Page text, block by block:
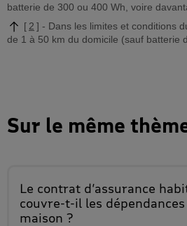
batterie de 300 ou 400 Wh, voire
2
Dans les limites et conditions
de 1 à 50 km du domicile (sauf batterie
Sur le même
Le contrat d’assurance
couvre-t-il les dépendances
maison ?